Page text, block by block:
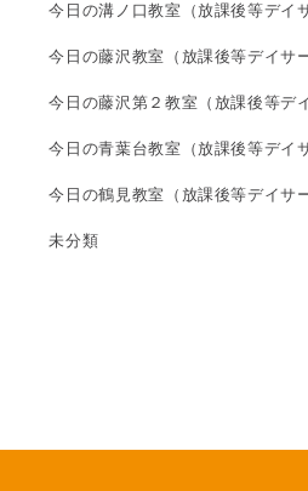
今日の溝ノ口教室（放課後等デイ
今日の藤沢教室（放課後等デイサ
今日の藤沢第２教室（放課後等デ
今日の青葉台教室（放課後等デイ
今日の鶴見教室（放課後等デイサ
未分類